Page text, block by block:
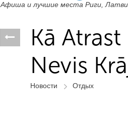
Афиша и лучшие места Риги,
Kā
Nevis
Новости Отдых